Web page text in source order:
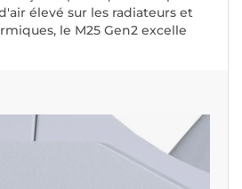
élevé sur les radiateurs et
le M25 Gen2 excelle